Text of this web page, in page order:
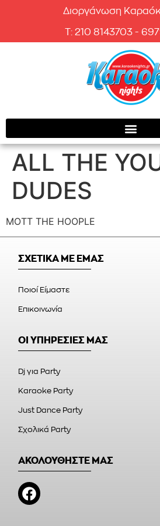
Διοργάνωση
T: 210 8143703 -
ALL THE
DUDES
MOTT THE HOOPLE
ΣΧΕΤΙΚΑ ΜΕ ΕΜΑΣ
Ποιοί Είμαστε
Επικοινωνία
ΟΙ ΥΠΗΡΕΣΙΕΣ ΜΑΣ
Dj για Party
Karaoke Party
Just Dance Party
Σχολικά Party
ΑΚΟΛΟΥΘΗΣΤΕ ΜΑΣ